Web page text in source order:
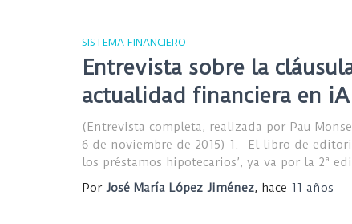
SISTEMA FINANCIERO
Entrevista sobre la
actualidad financiera en
(Entrevista completa, realizada por Pau
6 de noviembre de 2015) 1.- El libro de
los préstamos hipotecarios’, ya va por la 2ª
Por José María López Jiménez, hace 11 años